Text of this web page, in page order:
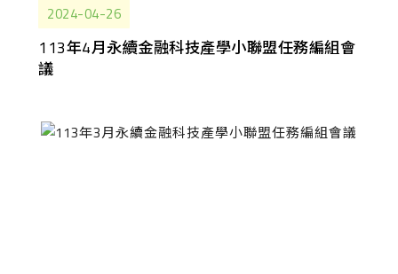
2024-04-26
113年4月永續金融科技產學小聯盟任務編組會
議